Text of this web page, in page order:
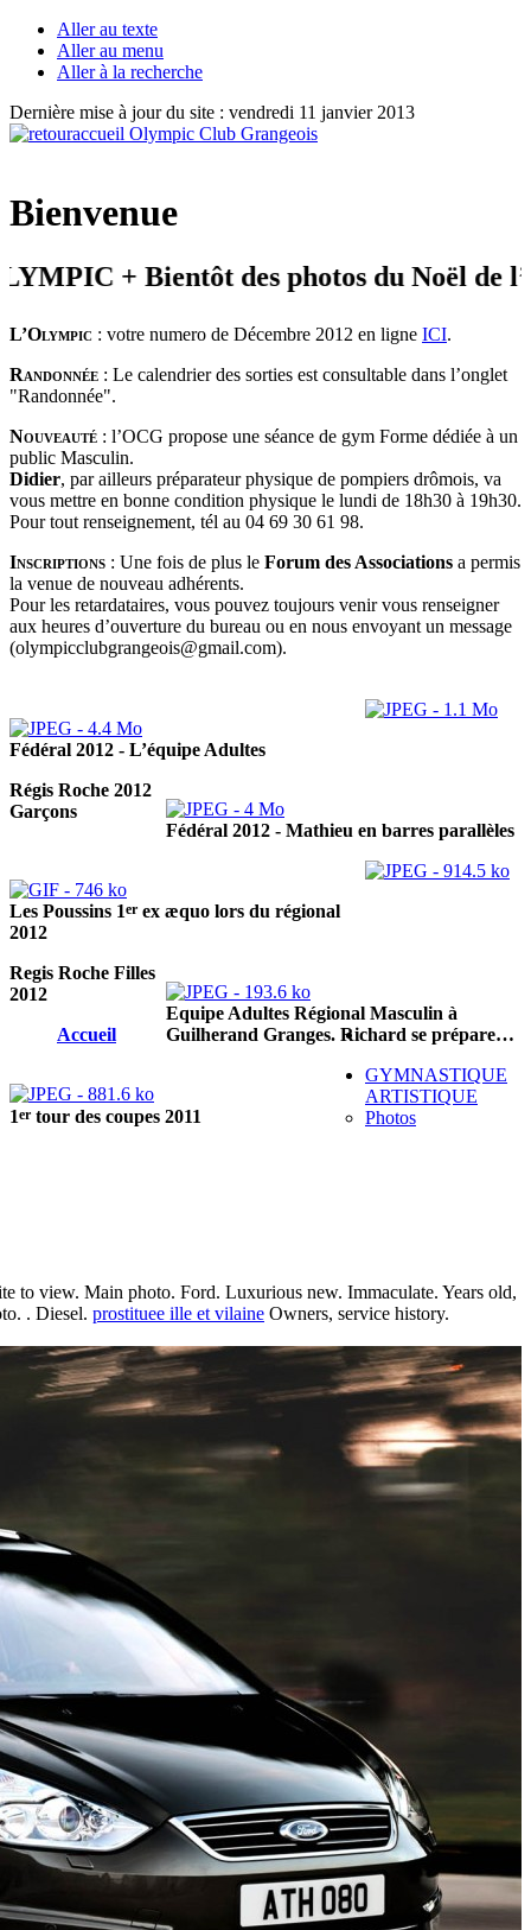
Aller au texte
Aller au menu
Aller à la recherche
Dernière mise à jour du site : vendredi 11 janvier 2013
Bienvenue
+ Bientôt des photos du Noël de
L’Olympic : votre numero de Décembre 2012 en ligne ICI.
Randonnée : Le calendrier des sorties est consultable dans l’onglet
"Randonnée".
Nouveauté : l’OCG propose une séance de gym Forme dédiée à un
public Masculin.
Didier, par ailleurs préparateur physique de pompiers drômois, va
vous mettre en bonne condition physique le lundi de 18h30 à 19h30.
Pour tout renseignement, tél au 04 69 30 61 98.
Inscriptions : Une fois de plus le Forum des Associations a permis
la venue de nouveau adhérents.
Pour les retardataires, vous pouvez toujours venir vous renseigner
aux heures d’ouverture du bureau ou en nous envoyant un message
(olympicclubgrangeois@gmail.com).
Fédéral 2012 - L’équipe Adultes
Fédéral 2012 - Mathieu en barres parallèles
Les Poussins 1er ex æquo lors du régional
2012
Equipe Adultes Régional Masculin à
Guilherand Granges. Richard se prépare…
1er tour des coupes 2011
to view. Main photo. Ford. Luxurious new. Immaculate. Years old,
. Diesel. prostituee ille et vilaine Owners, service history.
Régis Roche 2012
Garçons
Regis Roche Filles
2012
Accueil
GYMNASTIQUE
ARTISTIQUE
Photos